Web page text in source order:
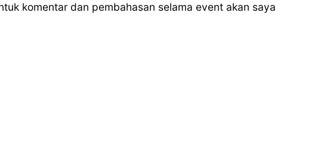
komentar dan pembahasan selama event akan saya